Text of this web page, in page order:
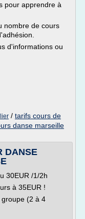
pour apprendre à
nombre de cours
d'informations ou
/ tarifs cours de
danse marseille
DANSE
30EUR /1/2h
à 35EUR !
(2 à 4